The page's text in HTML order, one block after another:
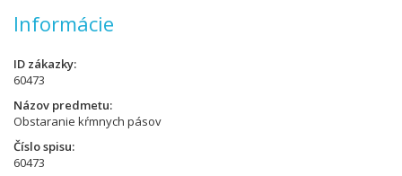
Informácie
ID zákazky
60473
Názov predmetu
Obstaranie kŕmnych pásov
Číslo spisu
60473